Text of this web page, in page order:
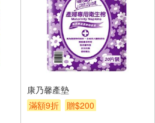
康乃馨產墊
滿額9折
贈$200